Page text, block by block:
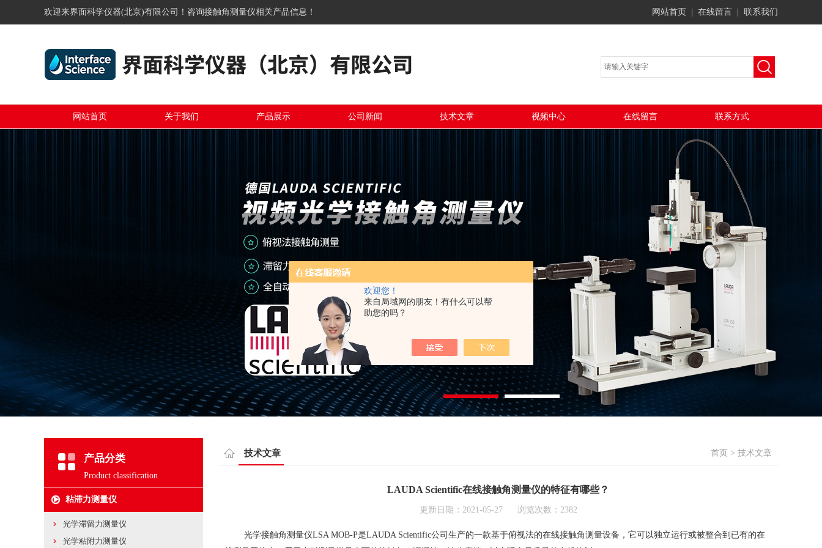
欢迎您！
来自局域网的朋友！有什么可以帮
助您的吗？
欢迎来界面科学仪器(北京)有限公司！咨询接触角测量仪相关产品信息！ 网站首页 在线留言 联系我们
网站首页 关于我们 产品展示 公司新闻 技术文章 视频中心 在线留言 联系方式
产品分类
Product classification
粘滞力测量仪
光学滞留力测量仪
光学粘附力测量仪
技术文章 首页 > 技术文章
LAUDA Scientific在线接触角测量仪的特征有哪些？
更新日期：2021-05-27 浏览次数：2382
光学接触角测量仪LSA MOB-P是LAUDA Scientific公司生产的一款基于俯视法的在线接触角测量设备，它可以独立运行或被整合到已有的在